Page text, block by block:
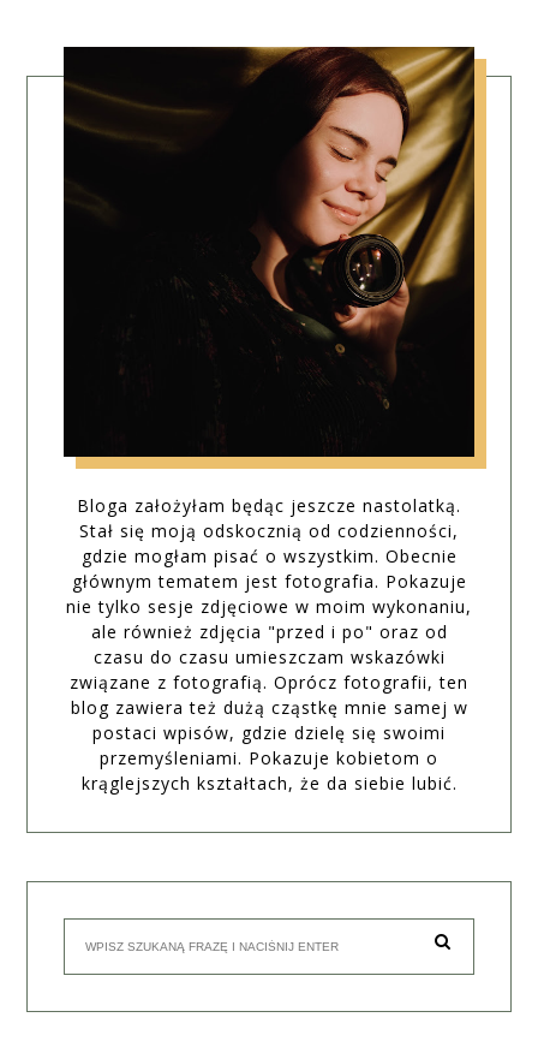
Bloga założyłam będąc jeszcze nastolatką.
Stał się moją odskocznią od codzienności,
gdzie mogłam pisać o wszystkim. Obecnie
głównym tematem jest fotografia. Pokazuje
nie tylko sesje zdjęciowe w moim wykonaniu,
ale również zdjęcia "przed i po" oraz od
czasu do czasu umieszczam wskazówki
związane z fotografią. Oprócz fotografii, ten
blog zawiera też dużą cząstkę mnie samej w
postaci wpisów, gdzie dzielę się swoimi
przemyśleniami. Pokazuje kobietom o
krąglejszych kształtach, że da siebie lubić.